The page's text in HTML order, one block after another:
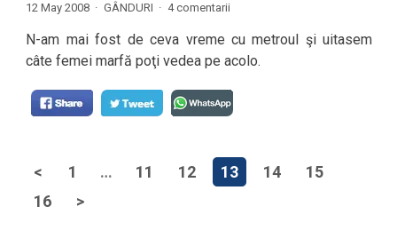
12 May 2008 · GÂNDURI · 4 comentarii
N-am mai fost de ceva vreme cu metroul şi uitasem
câte femei marfă poţi vedea pe acolo.
< 1 … 11 12 13 14
15
16
>